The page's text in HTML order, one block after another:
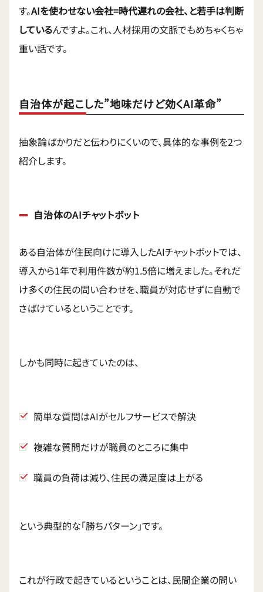
す。AIを使わせない会社=時代遅れの会社、と若手は判断
しているんですよ。これ、人材採用の文脈でもめちゃくちゃ
重い話です。
自治体が起こした”地味だけど効くAI革命”
抽象論ばかりだと伝わりにくいので、具体的な事例を2つ
紹介します。
自治体のAIチャットボット
ある自治体が住民向けに導入したAIチャットボットでは、
導入から1年で利用件数が約1.5倍に増えました。それだ
け多くの住民の問い合わせを、職員が対応せずに自動で
さばけているということです。
しかも同時に起きていたのは、
簡単な質問はAIがセルフサービスで解決
複雑な質問だけが職員のところに集中
職員の負荷は減り、住民の満足度は上がる
という典型的な「勝ちパターン」です。
これが行政で起きているということは、民間企業の問い